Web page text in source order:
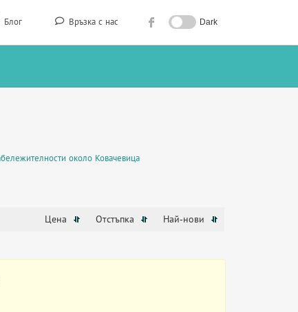
Блог Връзка с нас Dark
около Ковачевица
Цена Отстъпка Най-нови